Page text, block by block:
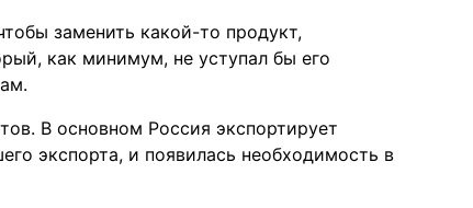
заменить какой-то продукт,
как минимум, не уступал бы его
В основном Россия экспортирует
экспорта, и появилась необходимость в